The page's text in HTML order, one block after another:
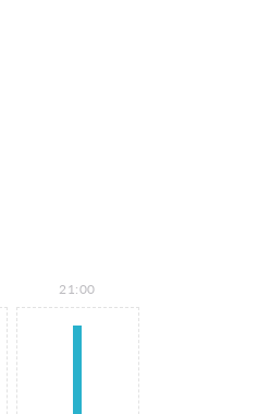
21:00